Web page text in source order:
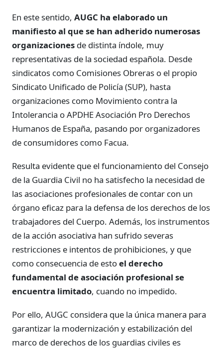
En este sentido, AUGC ha elaborado un
manifiesto al que se han adherido numerosas
organizaciones de distinta índole, muy
representativas de la sociedad española. Desde
sindicatos como Comisiones Obreras o el propio
Sindicato Unificado de Policía (SUP), hasta
organizaciones como Movimiento contra la
Intolerancia o APDHE Asociación Pro Derechos
Humanos de España, pasando por organizadores
de consumidores como Facua.
Resulta evidente que el funcionamiento del Consejo
de la Guardia Civil no ha satisfecho la necesidad de
las asociaciones profesionales de contar con un
órgano eficaz para la defensa de los derechos de los
trabajadores del Cuerpo. Además, los instrumentos
de la acción asociativa han sufrido severas
restricciones e intentos de prohibiciones, y que
como consecuencia de estoel derecho
fundamental de asociación profesional se
encuentra limitado, cuando no impedido.
Por ello, AUGC considera que la única manera para
garantizar la modernización y estabilización del
marco de derechos de los guardias civiles es